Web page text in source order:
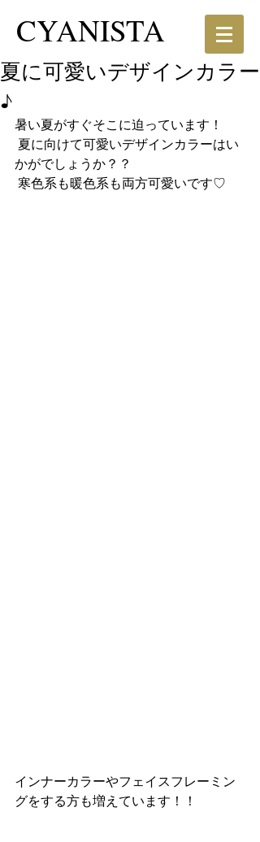
CYANISTA
夏に可愛いデザインカラー
♪
暑い夏がすぐそこに迫っています！
かがでしょうか？？
寒色系も暖色系も両方可愛いです♡
インナーカラーやフェイスフレーミン
グをする方も増えています！！